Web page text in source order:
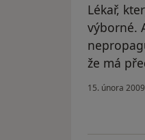
Lékař,
výborné.
že má
15. února 2009